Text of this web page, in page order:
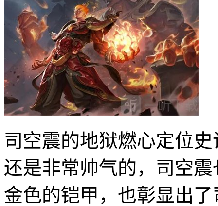
司空震的地狱燃心定位
还是非常帅气的，司空
金色的铠甲，也彰显出